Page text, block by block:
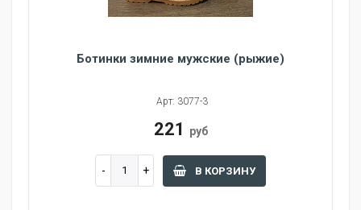
Ботинки зимние мужские (рыжие)
Арт: 3077-3
221 руб
В КОРЗИНУ